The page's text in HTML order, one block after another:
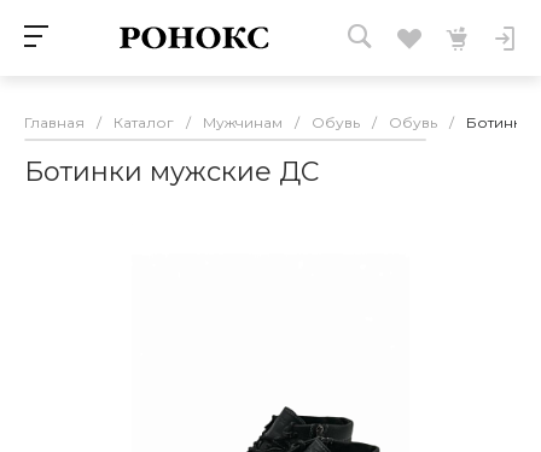
Главная / Каталог / Мужчинам / Обувь / Обувь / Ботинки
Ботинки мужские ДС